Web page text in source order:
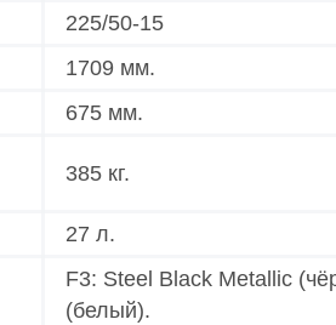
225/50-15
1709 мм.
675 мм.
385 кг.
27 л.
F3: Steel Black Metallic
(белый).